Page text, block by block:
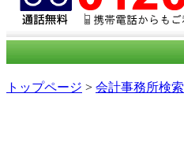
トップページ > 会計事務所検索